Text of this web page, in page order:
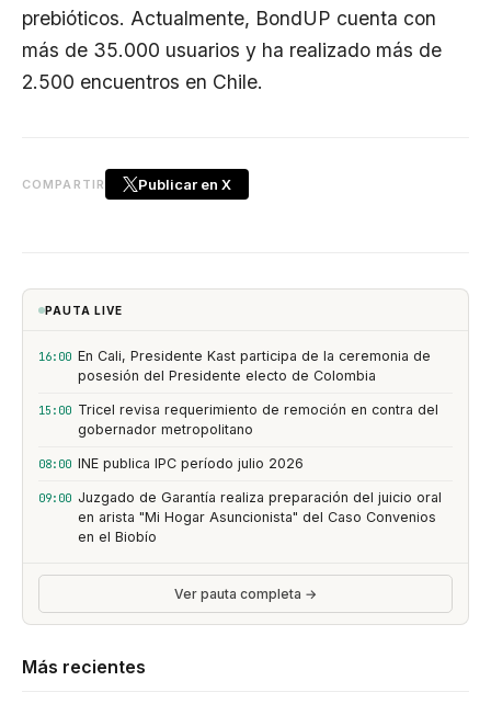
prebióticos. Actualmente, BondUP cuenta con
más de 35.000 usuarios y ha realizado más de
2.500 encuentros en Chile.
COMPARTIR Publicar en X
PAUTA LIVE
16:00 En Cali, Presidente Kast participa de la ceremonia de
posesión del Presidente electo de Colombia
15:00 Tricel revisa requerimiento de remoción en contra del
gobernador metropolitano
08:00 INE publica IPC período julio 2026
09:00 Juzgado de Garantía realiza preparación del juicio oral
en arista "Mi Hogar Asuncionista" del Caso Convenios
en el Biobío
Ver pauta completa →
Más recientes